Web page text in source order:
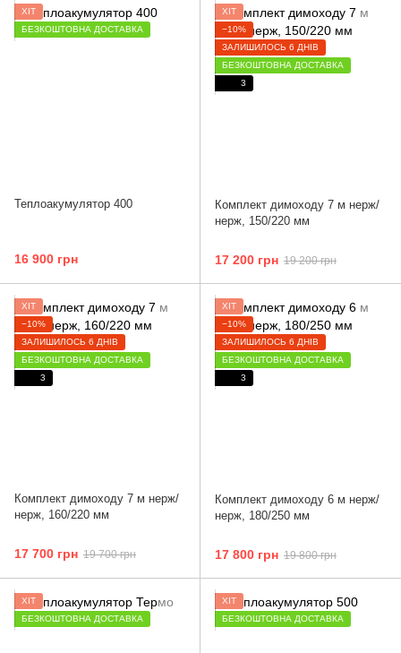
ХІТ
БЕЗКОШТОВНА ДОСТАВКА
Теплоакумулятор 400
16 900 грн
ХІТ
−10%
ЗАЛИШИЛОСЬ 6 ДНІВ
БЕЗКОШТОВНА ДОСТАВКА
3
Комплект димоходу 7 м нерж/
нерж, 150/220 мм
17 200 грн 19 200 грн
ХІТ
−10%
ЗАЛИШИЛОСЬ 6 ДНІВ
БЕЗКОШТОВНА ДОСТАВКА
3
Комплект димоходу 7 м нерж/
нерж, 160/220 мм
17 700 грн 19 700 грн
ХІТ
−10%
ЗАЛИШИЛОСЬ 6 ДНІВ
БЕЗКОШТОВНА ДОСТАВКА
3
Комплект димоходу 6 м нерж/
нерж, 180/250 мм
17 800 грн 19 800 грн
ХІТ
БЕЗКОШТОВНА ДОСТАВКА
ХІТ
БЕЗКОШТОВНА ДОСТАВКА